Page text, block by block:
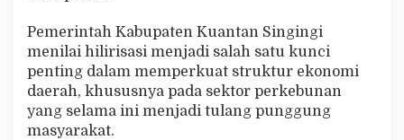
Pemerintah Kabupaten Kuantan Singingi
menilai hilirisasi menjadi salah satu kunci
penting dalam memperkuat struktur ekonomi
daerah, khususnya pada sektor perkebunan
yang selama ini menjadi tulang punggung
masyarakat.